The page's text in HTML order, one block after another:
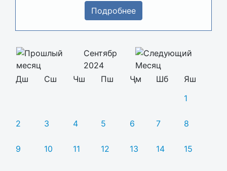
Подробнее
Сентябр
2024
Дш
Сш Чш Пш Ҷм Шб
Яш
1
2 3 4 5 6 7 8
9 10 11 12 13 14 15